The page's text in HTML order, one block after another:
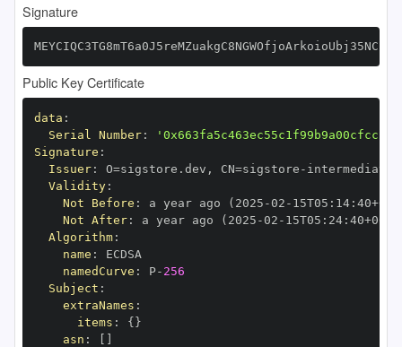
Signature
Public Key Certificate
data :
Serial Number:
Signature :
Issuer: O=sigstore.dev , CN=sigstore -
Validity:
Not Before : a year ago (2025 -02 - 15T05 : 14: 40+00
Not After: a year ago (2025 -02 - 15T05 : 24: 40+00
Algorithm:
name :
namedCurve : P- 256
Subject :
extraNames :
items : { }
asn :